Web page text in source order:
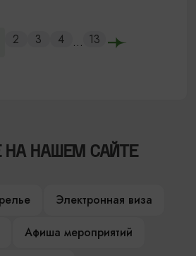
2 3 4 ... 13
НА НАШЕМ САЙТЕ
Электронная виза
Афиша мероприятий